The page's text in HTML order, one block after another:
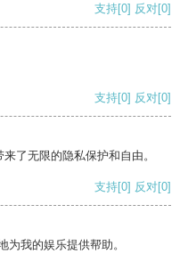
支持[0] 反对[0]
支持[0] 反对[0]
了无限的隐私保护和自由。
支持[0] 反对[0]
为我的娱乐提供帮助。